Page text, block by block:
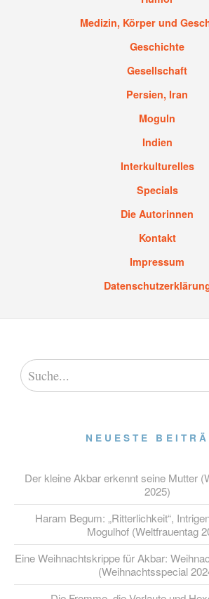
Medizin, Körper und
Geschichte
Gesellschaft
Persien, Iran
Moguln
Indien
Interkulturelles
Specials
Die Autorinnen
Kontakt
Impressum
NEUESTE
Der kleine Akbar erkennt seine Mutter
2025)
Haram Begum: „Ritterlichkeit“,
Mogulhof (Weltfrauentag
Eine Weihnachtskrippe für Akbar:
(Weihnachtsspecial